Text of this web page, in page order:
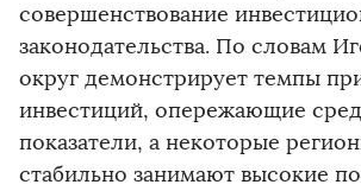
совершенствование
законодательства. По словам
округ демонстрирует темпы
инвестиций, опережающие
показатели, а некоторые
стабильно занимают высокие